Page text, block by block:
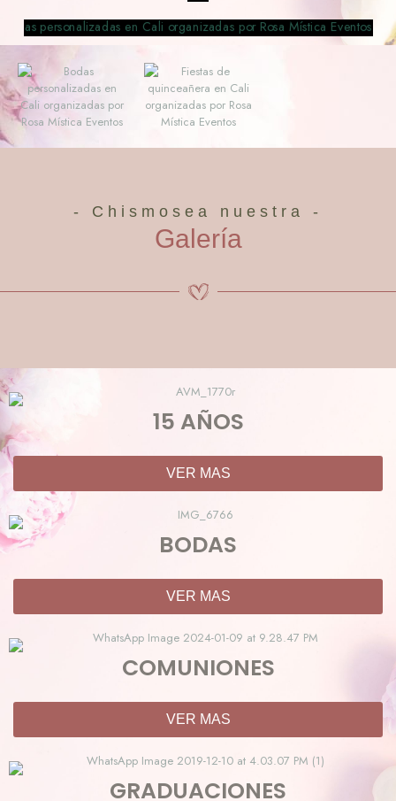
- Chismosea nuestra -
Galería
15 AÑOS
VER MAS
BODAS
VER MAS
COMUNIONES
VER MAS
GRADUACIONES